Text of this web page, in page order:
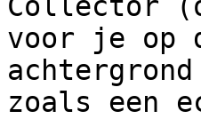
voor je op
zoals een